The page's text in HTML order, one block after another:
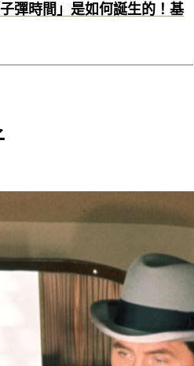
彈時間」是如何誕生的！基